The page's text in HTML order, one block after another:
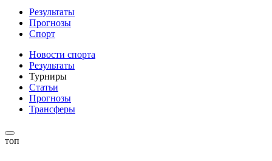
Результаты
Прогнозы
Спорт
Новости спорта
Результаты
Турниры
Статьи
Прогнозы
Трансферы
топ